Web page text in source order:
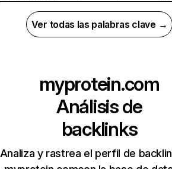
Ver todas las palabras clave →
myprotein.com
Análisis de
backlinks
Analiza y rastrea el perfil de